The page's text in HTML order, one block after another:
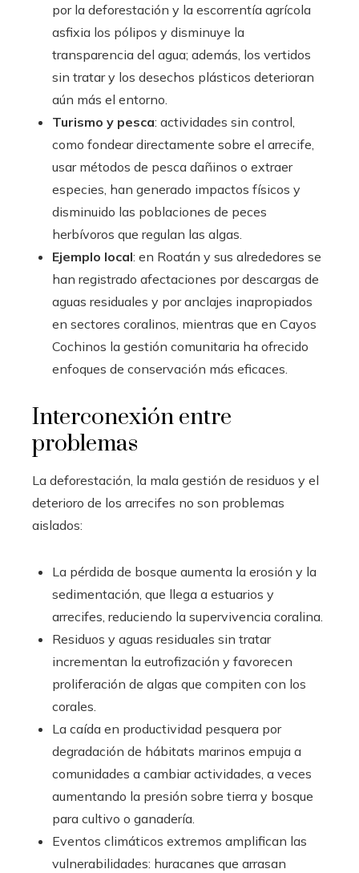
por la deforestación y la escorrentía agrícola
asfixia los pólipos y disminuye la
transparencia del agua; además, los vertidos
sin tratar y los desechos plásticos deterioran
aún más el entorno.
Turismo y pesca: actividades sin control,
como fondear directamente sobre el arrecife,
usar métodos de pesca dañinos o extraer
especies, han generado impactos físicos y
disminuido las poblaciones de peces
herbívoros que regulan las algas.
Ejemplo local: en Roatán y sus alrededores se
han registrado afectaciones por descargas de
aguas residuales y por anclajes inapropiados
en sectores coralinos, mientras que en Cayos
Cochinos la gestión comunitaria ha ofrecido
enfoques de conservación más eficaces.
Interconexión entre
problemas
La deforestación, la mala gestión de residuos y el
deterioro de los arrecifes no son problemas
aislados:
La pérdida de bosque aumenta la erosión y la
sedimentación, que llega a estuarios y
arrecifes, reduciendo la supervivencia coralina.
Residuos y aguas residuales sin tratar
incrementan la eutrofización y favorecen
proliferación de algas que compiten con los
corales.
La caída en productividad pesquera por
degradación de hábitats marinos empuja a
comunidades a cambiar actividades, a veces
aumentando la presión sobre tierra y bosque
para cultivo o ganadería.
Eventos climáticos extremos amplifican las
vulnerabilidades: huracanes que arrasan